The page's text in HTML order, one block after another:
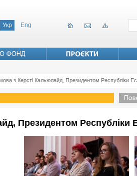
Укр Eng
з Керсті Кальюлайд, Президентом Республіки
Президентом Республіки